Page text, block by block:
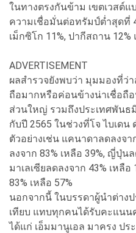
ในทางตรงกันข้าม เขตเวสต์แ
ความเชื่อมั่นต่อทรัมป์ต่ำสุดที่
เม็กซิโก 11%, ปากีสถาน 12%
ADVERTISEMENT
ผลสำรวจยังพบว่า มุมมองที่ว่
ถือมากหรือค่อนข้างน่าเชื่อถื
ส่วนใหญ่ รวมถึงประเทศพันธ
กับปี 2565 ในช่วงที่โจ ไบเด
ตัวอย่างเช่น แคนาดาลดลงจา
ลงจาก 83% เหลือ 39%, ญี่ปุ่น
มาเลเซียลดลงจาก 43% เหลื
83% เหลือ 57%
นอกจากนี้ ในบรรดาผู้นำต่าง
เทียบ แทบทุกคนได้รับคะแน
ได้แก่ เอ็มมานูเอล มาครง ปร